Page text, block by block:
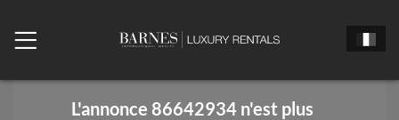
L'annonce 86642934 n'est plus